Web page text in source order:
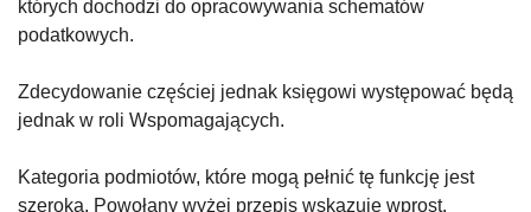
których dochodzi do opracowywania schematów
podatkowych.
Zdecydowanie częściej jednak księgowi występować będą
jednak w roli Wspomagających.
Kategoria podmiotów, które mogą pełnić tę funkcję jest
szeroka. Powołany wyżej przepis wskazuje wprost,